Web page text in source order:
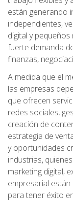
están generando
independientes,
digital y
fuerte demanda
finanzas,
A medida que el
las empresas
que ofrecen
redes sociales,
creación de
estrategia de
y oportunidades
industrias,
marketing digital,
empresarial
para tener éxito